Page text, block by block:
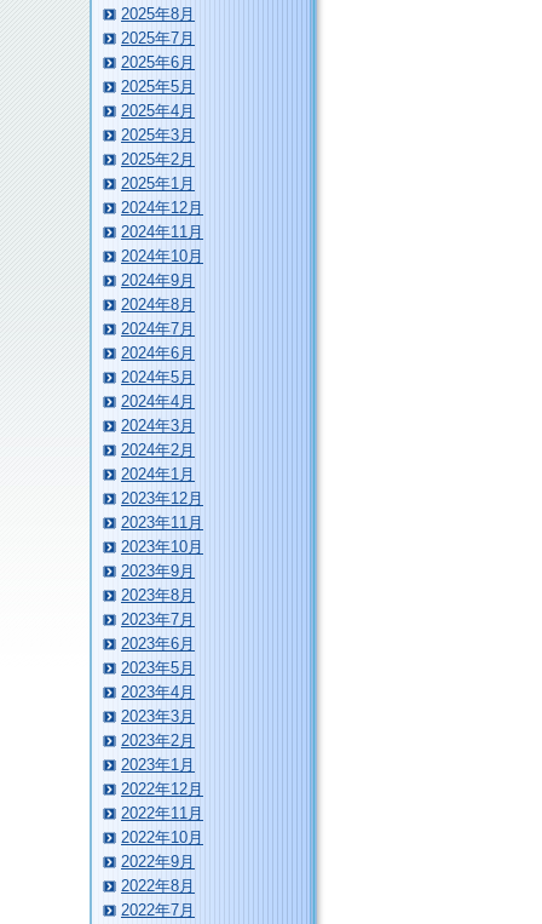
2025年8月
2025年7月
2025年6月
2025年5月
2025年4月
2025年3月
2025年2月
2025年1月
2024年12月
2024年11月
2024年10月
2024年9月
2024年8月
2024年7月
2024年6月
2024年5月
2024年4月
2024年3月
2024年2月
2024年1月
2023年12月
2023年11月
2023年10月
2023年9月
2023年8月
2023年7月
2023年6月
2023年5月
2023年4月
2023年3月
2023年2月
2023年1月
2022年12月
2022年11月
2022年10月
2022年9月
2022年8月
2022年7月